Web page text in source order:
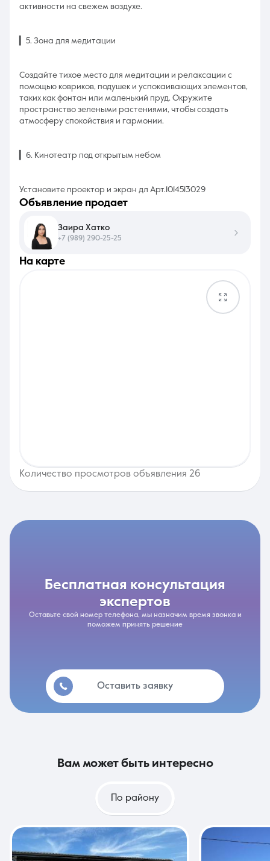
активности на свежем воздухе.
▎5. Зона для медитации
Создайте тихое место для медитации и релаксации с
помощью ковриков, подушек и успокаивающих элементов,
таких как фонтан или маленький пруд. Окружите
пространство зелеными растениями, чтобы создать
атмосферу спокойствия и гармонии.
▎6. Кинотеатр под открытым небом
Установите проектор и экран дл Арт.1014513029
на карте
Количество просмотров объявления 26
объявление продает
Заира Хатко
+7 (989) 290-25-25
бесплатная консультация
экспертов
Оставьте свой номер телефона, мы назначим время звонка и
поможем принять решение
Оставить заявку
вам может быть интересно
По району